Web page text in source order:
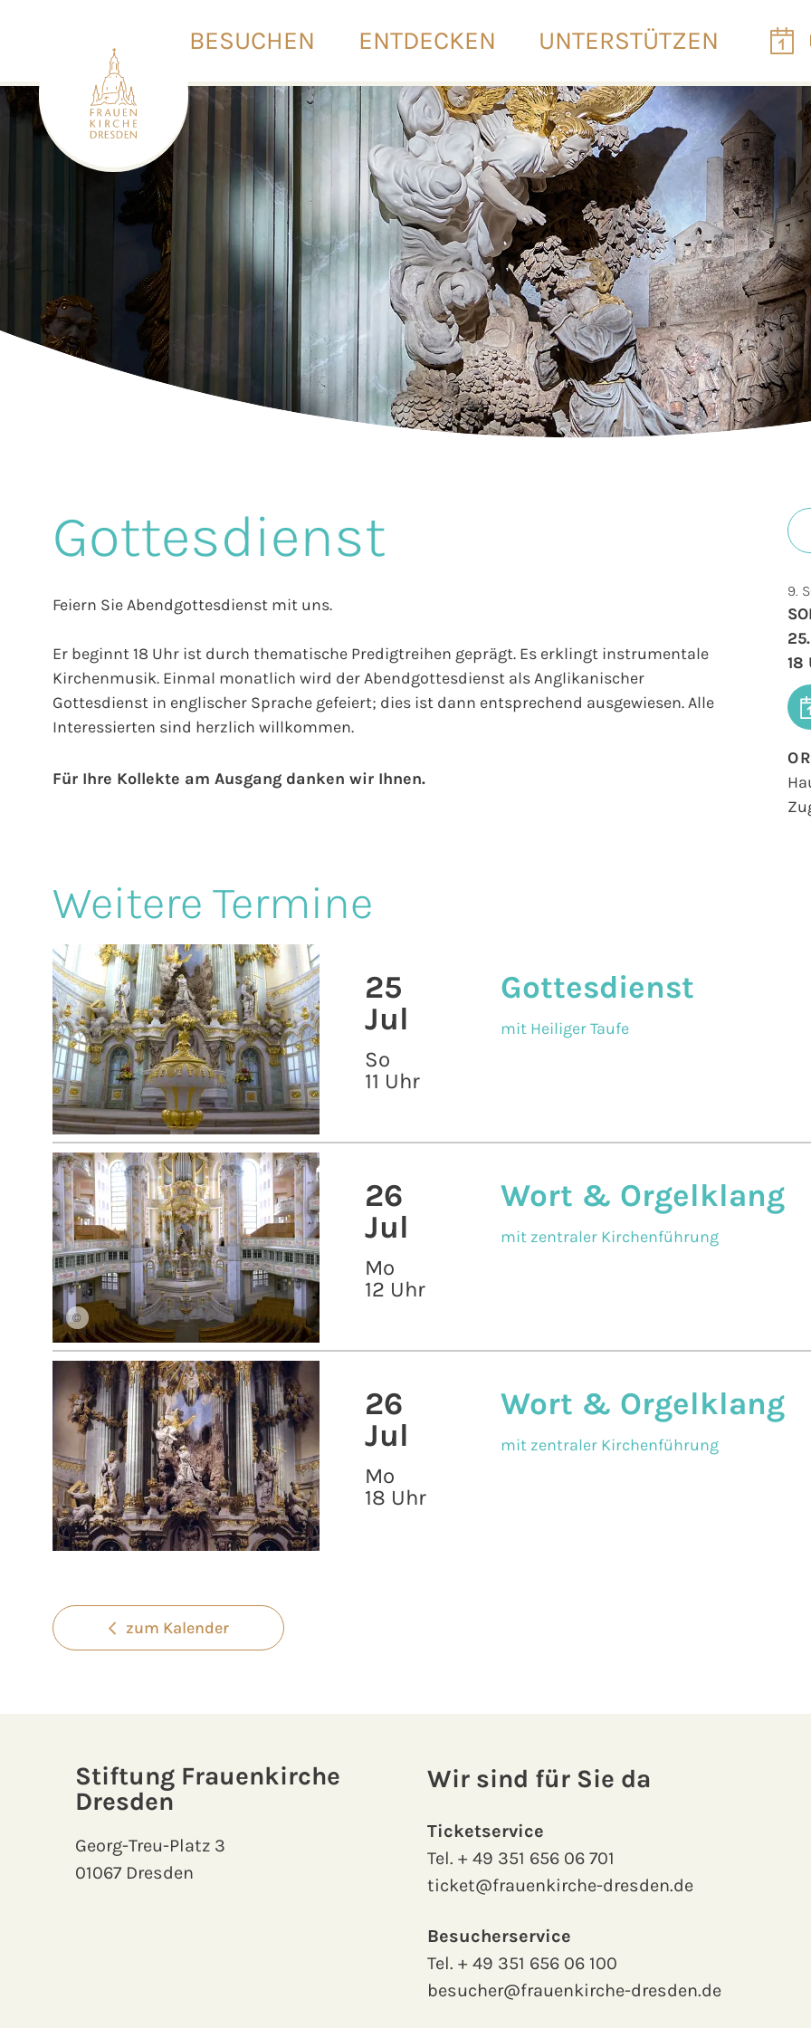
BESUCHEN ENTDECKEN UNTERSTÜTZEN
Gottesdienst
Feiern Sie Abendgottesdienst mit uns.
Er beginnt 18 Uhr ist durch thematische Predigtreihen geprägt. Es erklingt instrumentale
Kirchenmusik. Einmal monatlich wird der Abendgottesdienst als Anglikanischer
Gottesdienst in englischer Sprache gefeiert; dies ist dann entsprechend ausgewiesen. Alle
Interessierten sind herzlich willkommen.
Für Ihre Kollekte am Ausgang danken wir Ihnen.
9.
18
Weitere Termine
25
Jul
So
11 Uhr
Gottesdienst
mit Heiliger Taufe
©
26
Jul
Mo
12 Uhr
Wort & Orgelklang
mit zentraler Kirchenführung
26
Jul
Mo
18 Uhr
Wort & Orgelklang
mit zentraler Kirchenführung
zum Kalender
Stiftung Frauenkirche
Dresden
Georg-Treu-Platz 3
01067 Dresden
Wir sind für Sie da
Ticketservice
Tel.+ 49 351 656 06 701
ticket@frauenkirche-dresden.de
Besucherservice
Tel.+ 49 351 656 06 100
besucher@frauenkirche-dresden.de